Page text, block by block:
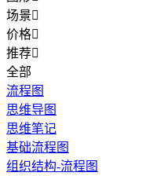
场景
价格
推荐
全部
流程图
思维导图
思维笔记
基础流程图
组织结构-流程图